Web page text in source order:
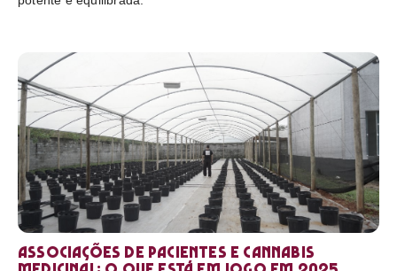
Associações de pacientes e cannabis